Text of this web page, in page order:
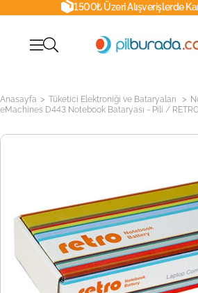
1500₺ Üzeri Alışverişlerde
Anasayfa > Tüketici Elektroniği ve Bataryaları >
eMachines D443 Notebook Bataryası - Pili /